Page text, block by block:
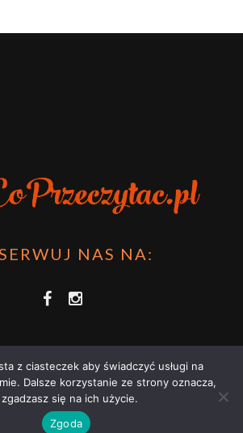
NAS NA:
| STRONA WYKORZYSTUJE PLIKI COOKIES |
POLITYKĄ PRYWATNOŚCI
z ciasteczek aby świadczyć usługi na
Dalsze korzystanie ze strony oznacza,
się na ich użycie.
Zgoda